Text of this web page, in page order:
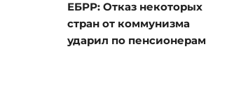
ЕБРР: Отказ некоторых
стран от коммунизма
ударил по пенсионерам